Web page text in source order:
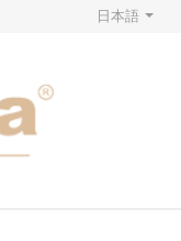
日本語